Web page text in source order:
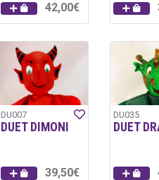
42,00€
DU007
DUET DIMONI
39,50€
DU035
DUET